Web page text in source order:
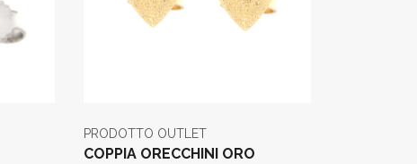
PRODOTTO OUTLET
COPPIA ORECCHINI ORO